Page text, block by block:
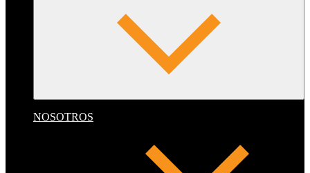
NOSOTROS